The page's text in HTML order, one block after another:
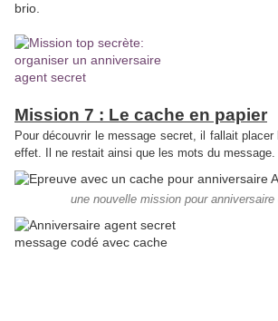
brio.
Mission 7 : Le cache en papier
Pour découvrir le message secret, il fallait
effet. Il ne restait ainsi que les mots du message.
une nouvelle mission pour